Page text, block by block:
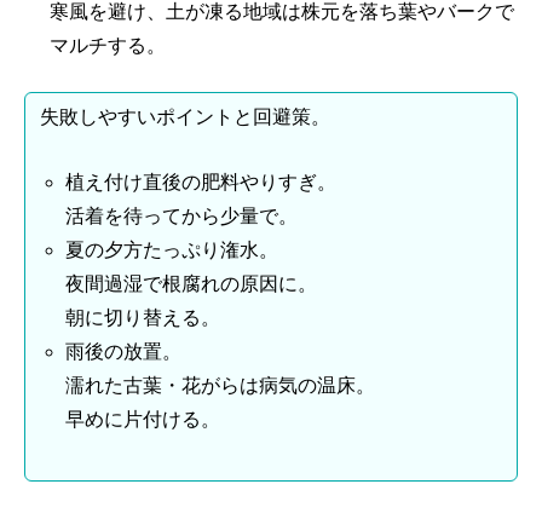
寒風を避け、土が凍る地域は株元を落ち葉やバークで
マルチする。
失敗しやすいポイントと回避策。
植え付け直後の肥料やりすぎ。
活着を待ってから少量で。
夏の夕方たっぷり潅水。
夜間過湿で根腐れの原因に。
朝に切り替える。
雨後の放置。
濡れた古葉・花がらは病気の温床。
早めに片付ける。